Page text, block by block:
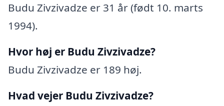
Budu Zivzivadze er 31 år (født 10. marts
1994).
Hvor høj er Budu Zivzivadze?
Budu Zivzivadze er 189 høj.
Hvad vejer Budu Zivzivadze?